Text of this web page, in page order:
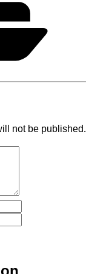
not be published.